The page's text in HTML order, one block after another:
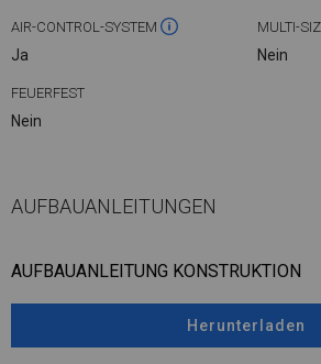
AIR-CONTROL-SYSTEM
Ja
MULTI-
Nein
FEUERFEST
Nein
AUFBAUANLEITUNGEN
AUFBAUANLEITUNG KONSTRUKTION
Herunterladen